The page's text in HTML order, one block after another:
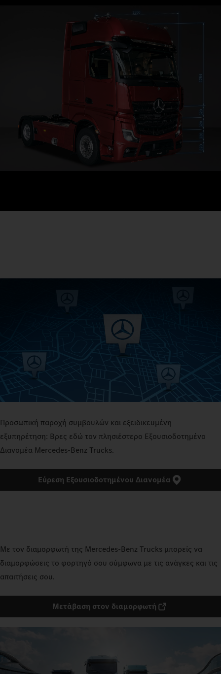
Προσωπική παροχή συμβουλών και εξειδικευμένη
εξυπηρέτηση: Βρες εδώ τον πλησιέστερο Εξουσιοδοτημένο
Διανομέα Mercedes‑Benz Trucks.
Εύρεση Εξουσιοδοτημένου Διανομέα
Με τον διαμορφωτή της Mercedes‑Benz Trucks μπορείς να
διαμορφώσεις το φορτηγό σου σύμφωνα με τις ανάγκες και τις
απαιτήσεις σου.
Μετάβαση στον διαμορφωτή